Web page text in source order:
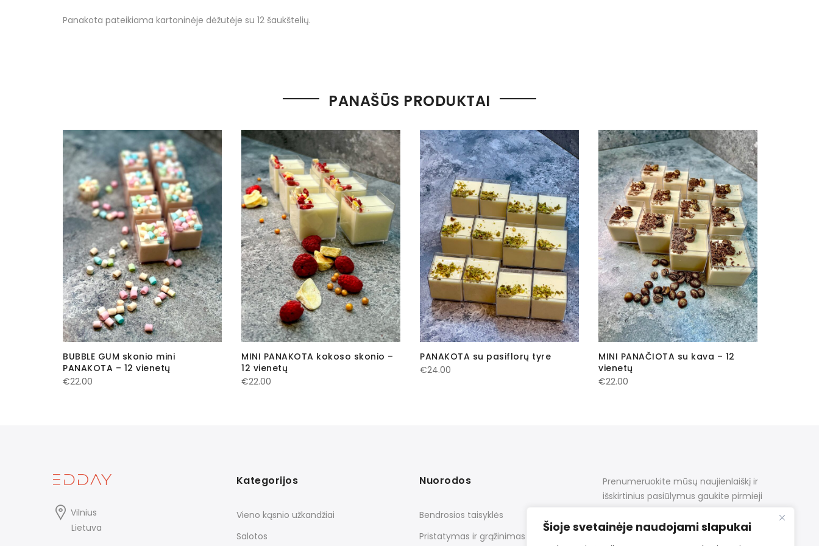
Šioje svetainėje naudojami slapukai
Panakota pateikiama kartoninėje dėžutėje su 12 šaukštelių.
PANAŠŪS PRODUKTAI
BUBBLE GUM skonio mini
PANAKOTA – 12 vienetų
€22.00
MINI PANAKOTA kokoso skonio –
12 vienetų
€22.00
PANAKOTA su pasiflorų tyre
€24.00
MINI PANAČIOTA su kava – 12
vienetų
€22.00
Vilnius
Lietuva
Kategorijos
Vieno kąsnio užkandžiai
Salotos
Nuorodos
Bendrosios taisyklės
Pristatymas ir grąžinimas
Prenumeruokite mūsų naujienlaiškį ir
išskirtinius pasiūlymus gaukite pirmieji